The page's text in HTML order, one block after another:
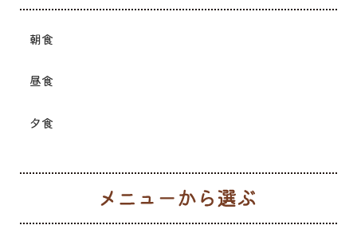
朝食
昼食
夕食